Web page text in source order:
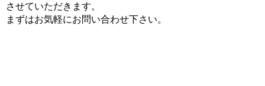
させていただきます。
まずはお気軽にお問い合わせ下さい。